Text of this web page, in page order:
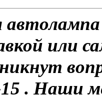
или
15 . Наши